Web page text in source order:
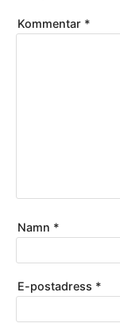
Kommentar *
Namn *
E-postadress *